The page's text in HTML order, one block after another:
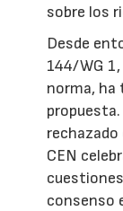
sobre los
Desde
144/WG
norma, ha
CEN
consenso